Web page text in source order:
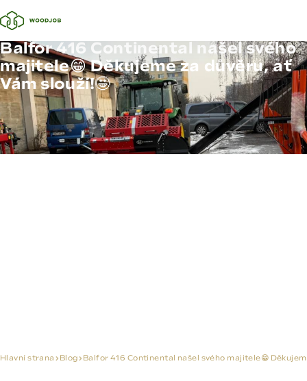
Balfor 416 Continental našel svého
majitele😁 Děkujeme za důvěru, ať
Vám slouží!🤩
Hlavní strana Blog Balfor 416 Continental našel svého majitele😁